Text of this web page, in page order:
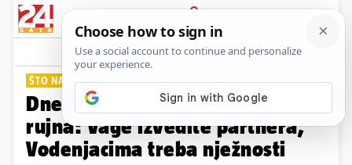
PRIJAVA
Lifestyle Komentari
ŠTO NAS OČEKUJE?
Dnevni horoskop za četvrtak 18.
rujna: Vage izvedite partnera,
Vodenjacima treba nježnosti